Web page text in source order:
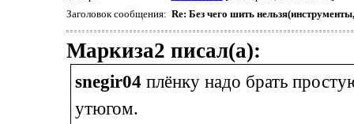
Заголовок сообщения: Re: Без чего шить
Маркиза2 писал(а):
snegir04 плёнку надо брать
утюгом.